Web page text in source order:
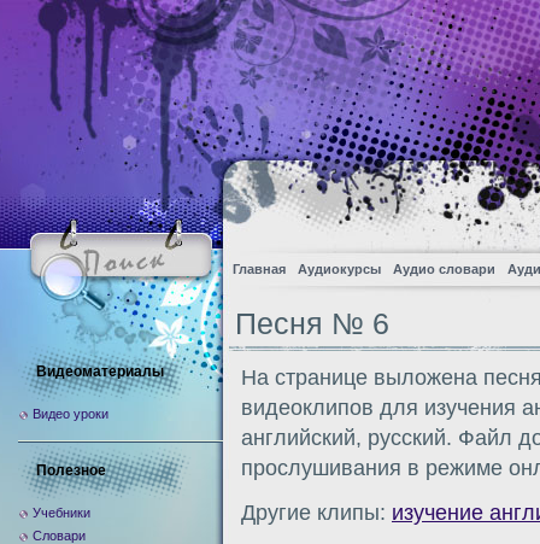
Главная Аудиокурсы Аудио словари
Песня № 6
На странице выложена
видеоклипов для изучения
английский, русский. Файл
прослушивания в режиме
Другие клипы: изучение
Видеоматериалы
Видео уроки
Полезное
Учебники
Словари